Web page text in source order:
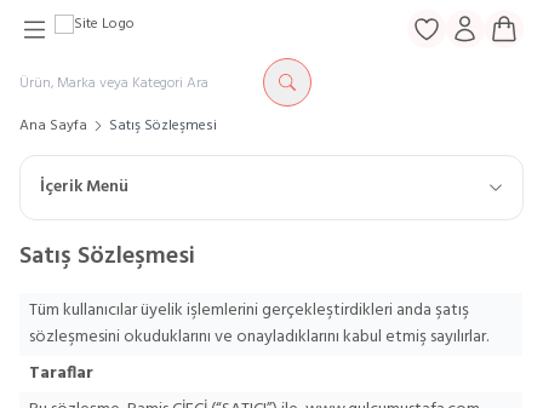
Favorilerim
Hesabım
Ana Sayfa Satış Sözleşmesi
İçerik Menü
Satış Sözleşmesi
Tüm kullanıcılar üyelik işlemlerini gerçekleştirdikleri anda şatış
sözleşmesini okuduklarını ve onayladıklarını kabul etmiş sayılırlar.
Taraflar